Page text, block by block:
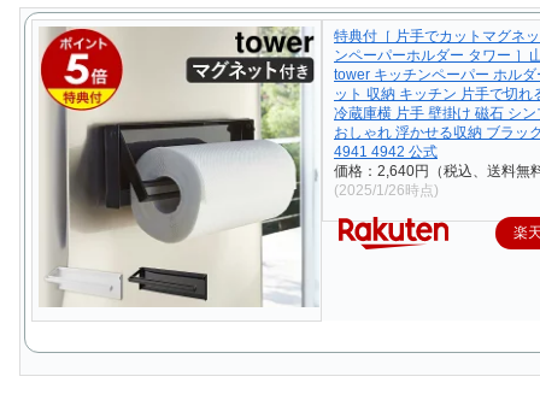
特典付［ 片手でカットマグネ
ンペーパーホルダー タワー ］
tower キッチンペーパー ホルダ
ット 収納 キッチン 片手で切れ
冷蔵庫横 片手 壁掛け 磁石 シ
おしゃれ 浮かせる収納 ブラッ
4941 4942 公式
価格：2,640円（税込、送料無
(2025/1/26時点)
楽